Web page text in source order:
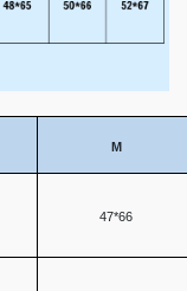
M
47*66